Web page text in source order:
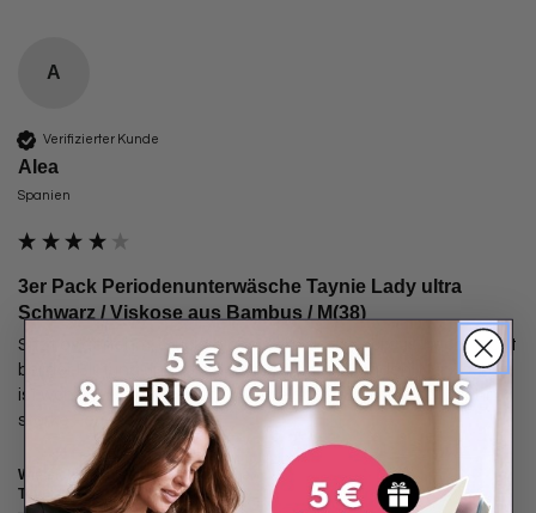
A
Verifizierter Kunde
Alea
Spanien
3er Pack Periodenunterwäsche Taynie Lady ultra
Schwarz / Viskose aus Bambus / M(38)
Sitzt angenehm, drückt nicht, sieht ganz cool aus, riecht nicht
bei der Blutung und raschelt nicht wie bei Binden. Nur nachts
ist wohl etwas ausgelaufen. Habe aber auch eine sehr sehr
starke Periode!
Wie sicher fühlst du dich mit deiner
Taynie?